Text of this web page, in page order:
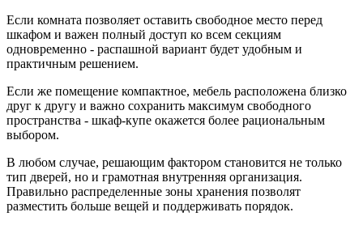
Если комната позволяет оставить свободное место перед
шкафом и важен полный доступ ко всем секциям
одновременно - распашной вариант будет удобным и
практичным решением.
Если же помещение компактное, мебель расположена близко
друг к другу и важно сохранить максимум свободного
пространства - шкаф-купе окажется более рациональным
выбором.
В любом случае, решающим фактором становится не только
тип дверей, но и грамотная внутренняя организация.
Правильно распределенные зоны хранения позволят
разместить больше вещей и поддерживать порядок.